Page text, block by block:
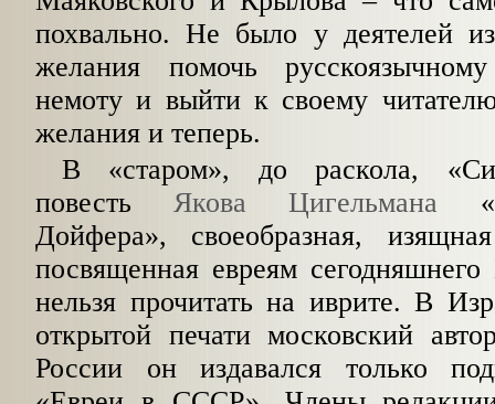
похвально. Не было у деятелей
желания помочь
немоту и выйти к своему
жела­ния и теперь.
В «старом», до раскола,
повестьЯкова Цигельмана
Дойфера», своеобразная,
посвященная евреям
нельзя прочитать на иврите. В
открытой печати московский
Рос­сии он издавался только